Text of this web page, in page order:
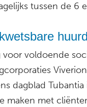
tussen de 6
voor voldoende
dagblad
maken met